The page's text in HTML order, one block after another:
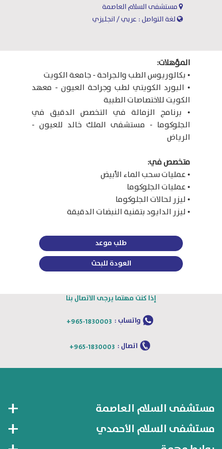
مستشفى السلام العاصمة
لغة التواصل : عربي / انجليزي
المؤهلات:
• بكالوريوس الطب والجراحة - جامعة الكويت
• البورد الكويتي لطب وجراحة العيون - معهد
الكويت للاختصاصات الطبية
• برنامج الزمالة في التخصص الدقيق في
الجلوكوما - مستشفى الملك خالد للعيون -
الرياض
متخصص في:
• عمليات سحب الماء الأبيض
• عمليات الجلوكوما
• ليزر لحالات الجلوكوما
• ليزر الدايود بتقنية النبضات الدقيقة
طلب موعد
العودة للبحث
إذا كنت مهتما يرجى الاتصال بنا
واتساب : +965-1830003
اتصال : +965-1830003
مستشفى السلام العاصمة
مستشفى السلام الأحمدي